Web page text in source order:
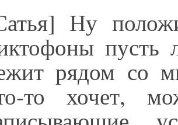
Ну
пусть
рядом со
то хочет,